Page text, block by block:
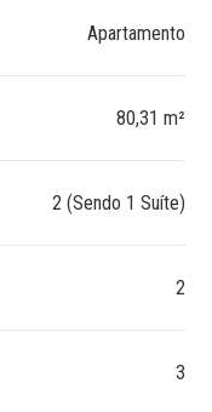
Apartamento
80,31 m²
2 (Sendo 1 Suíte)
2
3